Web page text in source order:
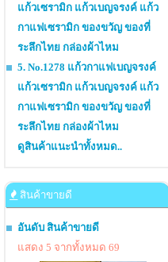
แก้วเซรามิก แก้วเบญจรงค์ แก้ว
กาแฟเซรามิก ของขวัญ ของที่
ระลึกไทย กล่องผ้าไหม
5. No.1278 แก้วกาแฟเบญจรงค์
แก้วเซรามิก แก้วเบญจรงค์ แก้ว
กาแฟเซรามิก ของขวัญ ของที่
ระลึกไทย กล่องผ้าไหม
ดูสินค้าแนะนำทั้งหมด..
สินค้าขายดี
อันดับ สินค้าขายดี
แสดง 5 จากทั้งหมด 69